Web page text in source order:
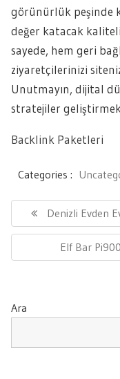
görünürlük peşinde
değer katacak
sayede, hem geri
ziyaretçilerinizi
Unutmayın, dijital
stratejiler
Backlink Paketleri
Categories :
gezinmesiPrevious
Post:
Denizli Evden
Next
Post:
Elf Bar
Ara